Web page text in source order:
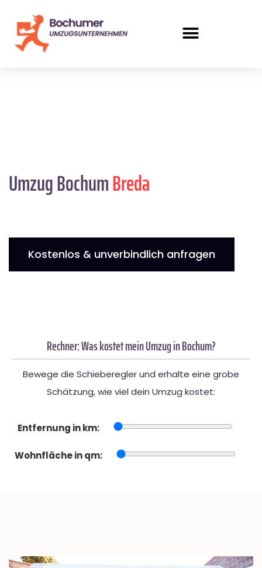
Umzug BochumBreda
Kostenlos & unverbindlich anfragen
Rechner: Was kostet mein Umzug in Bochum?
Bewege die Schieberegler und erhalte eine grobe
Schätzung, wie viel dein Umzug kostet:
Entfernung in km:
Wohnfläche in qm: